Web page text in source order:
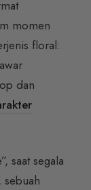
momen
floral:
dan
saat segala
sebuah